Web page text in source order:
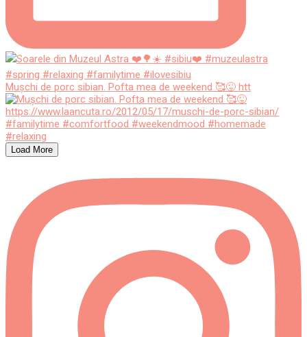
Mușchi de porc sibian. Pofta mea de weekend 🥰😜 htt
Load More